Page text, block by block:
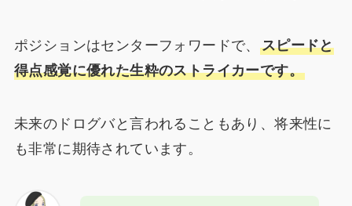
ポジションはセンターフォワードで、 スピードと
得点感覚に優れた生粋のストライカーです。
未来のドログバと言われることもあり、将来性に
も非常に期待されています。